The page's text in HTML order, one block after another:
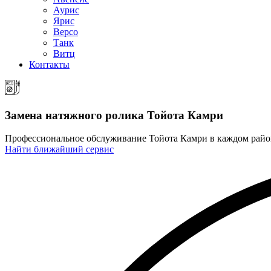
Аурис
Ярис
Версо
Танк
Витц
Контакты
Замена натяжного ролика Тойота Камри
Профессиональное обслуживание Тойота Камри в каждом
Найти ближайший сервис